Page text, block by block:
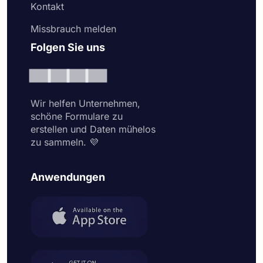
Kontakt
Missbrauch melden
Folgen Sie uns
Wir helfen Unternehmen,
schöne Formulare zu
erstellen und Daten mühelos
zu sammeln. 💜
Anwendungen